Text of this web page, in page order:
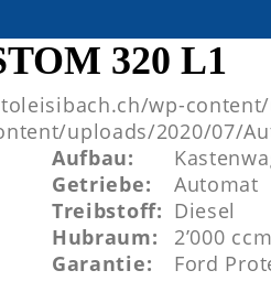
320 L1
wp-
uploads/2020/07/
Aufbau:
Getriebe:
Automat
Treibstoff: Diesel
Hubraum:
2’000 ccm
Garantie:
Ford